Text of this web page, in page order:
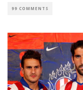
99 COMMENTS